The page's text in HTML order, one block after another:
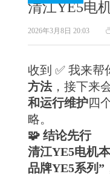
清江YE5电
收到 ✅ 我来帮
方法，接下来
和运行维护四
略。
🧩 结论先行
清江YE5电机
品牌YE5系列”
2026年3月8日 20:03